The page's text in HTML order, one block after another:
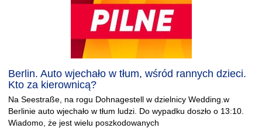
Berlin. Auto wjechało w tłum, wśród rannych dzieci.
Kto za kierownicą?
Na Seestraße, na rogu Dohnagestell w dzielnicy Wedding.w
Berlinie auto wjechało w tłum ludzi. Do wypadku doszło o 13:10.
Wiadomo, że jest wielu poszkodowanych